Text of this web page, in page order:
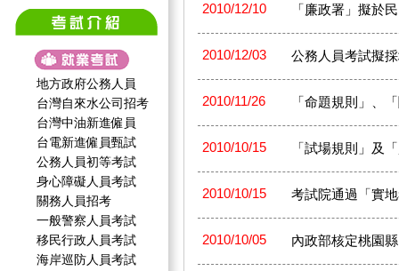
地方政府公務人員
台灣自來水公司招考
台灣中油新進僱員
台電新進僱員甄試
公務人員初等考試
身心障礙人員考試
關務人員招考
一般警察人員考試
移民行政人員考試
海岸巡防人員考試
2010/12/10 「廉政署」擬於
2010/12/03 公務人員考試擬
2010/11/26 「命題規則」、
2010/10/15 「試場規則」及
2010/10/15 考試院通過「實
2010/10/05 內政部核定桃園